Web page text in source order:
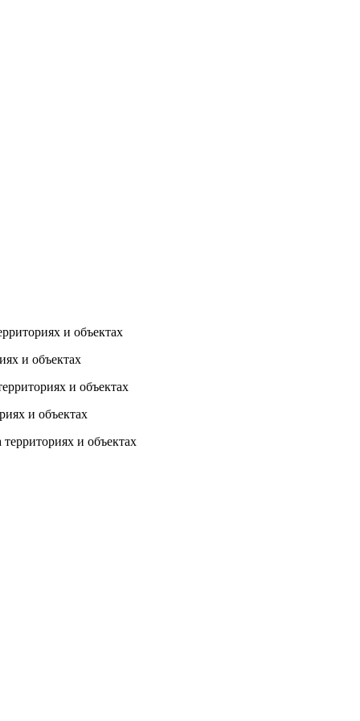
и объектах
и объектах
и объектах
и объектах
и объектах